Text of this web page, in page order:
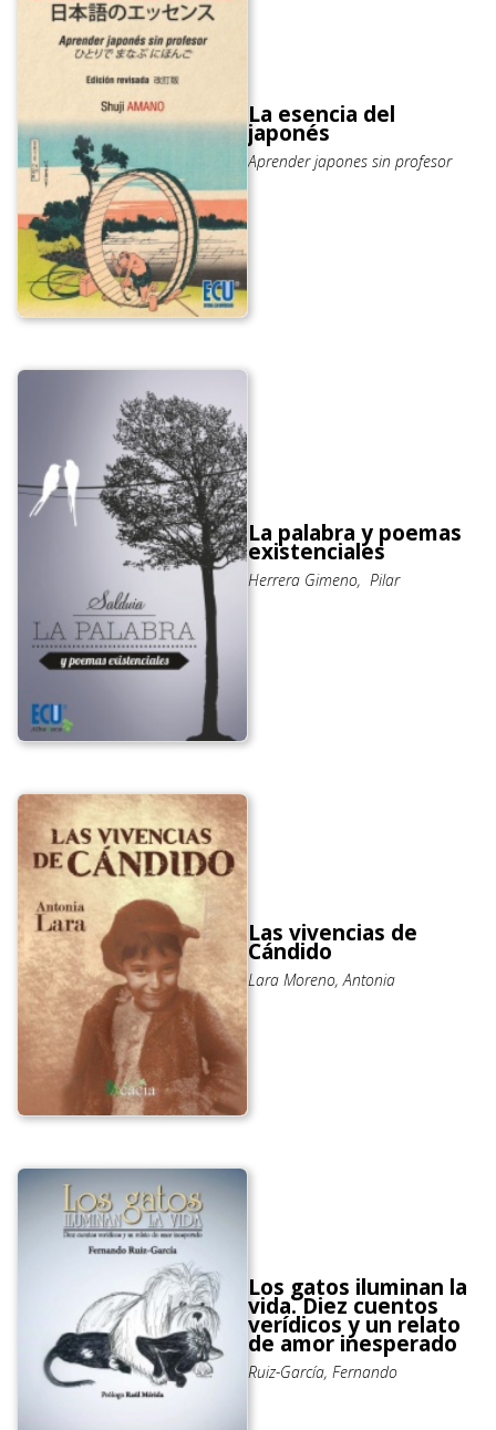
La esencia del
japonés
Aprender japones sin profesor
La palabra y poemas
existenciales
Herrera Gimeno, Pilar
Las vivencias de
Cándido
Lara Moreno, Antonia
Los gatos iluminan la
vida. Diez cuentos
verídicos y un relato
de amor inesperado
Ruiz-García, Fernando